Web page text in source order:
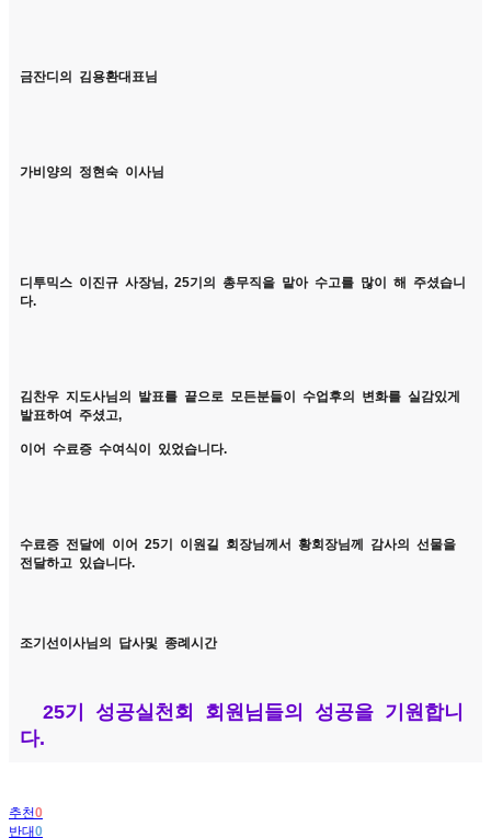
금잔디의 김용환대표님
가비양의 정현숙 이사님
디투믹스 이진규 사장님, 25기의 총무직을 맡아 수고를 많이 해 주셨습니
다.
김찬우 지도사님의 발표를 끝으로 모든분들이 수업후의 변화를 실감있게
발표하여 주셨고,
이어 수료증 수여식이 있었습니다.
수료증 전달에 이어 25기 이원길 회장님께서 황회장님께 감사의 선물을
전달하고 있습니다.
조기선이사님의 답사및 종례시간
25기 성공실천회 회원님들의 성공을 기원합니
다.
추천0
반대0